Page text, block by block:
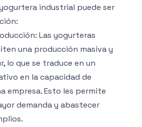
industrial puede ser
Las yogurteras
una producción masiva y
lo que se traduce en un
en la capacidad de
empresa. Esto les permite
demanda y abastecer